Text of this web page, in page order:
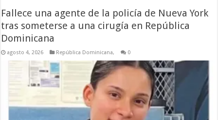
Fallece una agente de la policía de Nueva York
tras someterse a una cirugía en República
Dominicana
agosto 4, 2026 República Dominicana, 0